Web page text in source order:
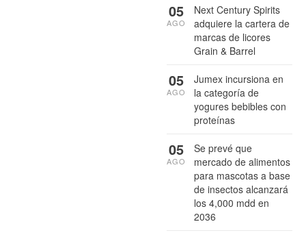
Next Century Spirits
adquiere la cartera de
marcas de licores
Grain & Barrel
05
AGO
Jumex incursiona en
la categoría de
yogures bebibles con
proteínas
05
AGO
Se prevé que
mercado de alimentos
para mascotas a base
de insectos alcanzará
los 4,000 mdd en
2036
05
AGO